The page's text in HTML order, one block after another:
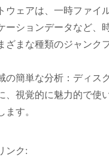
ウェアは、一時ファイ
ーションデータなど、
ざまな種類のジャンク
の簡単な分析：ディス
、視覚的に魅力的で使
ます。
ンク: